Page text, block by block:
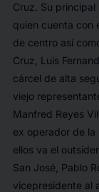
Cruz. Su principal
quien cuenta con
de centro así
Cruz, Luis
cárcel de alta
viejo
Manfred Reyes
ex operador de la
ellos va el outsider
San José, Pablo
vicepresidente al